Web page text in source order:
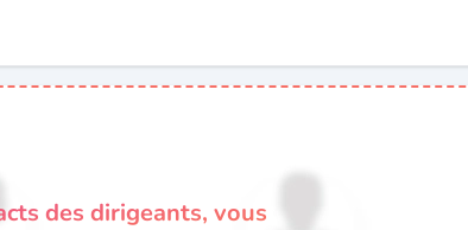
des dirigeants, vous